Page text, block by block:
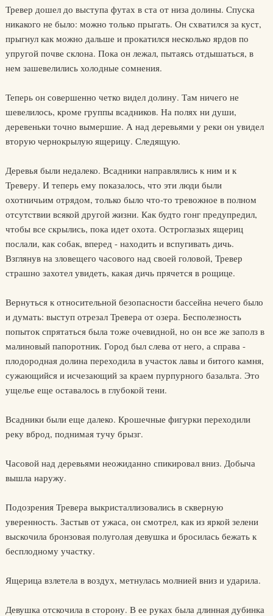
Тревер дошел до выступа футах в ста от низа долины. Спуска
никакого не было: можно только прыгать. Он схватился за куст,
прыгнул как можно дальше и прокатился несколько ярдов по
упругой почве склона. Пока он лежал, пытаясь отдышаться, в
нем зашевелились холодные сомнения.
Теперь он совершенно четко видел долину. Там ничего не
шевелилось, кроме группы всадников. На полях ни души,
деревеньки точно вымершие. А над деревьями у реки он увидел
вторую чернокрылую ящерицу. Следящую.
Деревья были недалеко. Всадники направлялись к ним и к
Треверу. И теперь ему показалось, что эти люди были
охотничьим отрядом, только было что-то тревожное в полном
отсутствии всякой другой жизни. Как будто гонг предупредил,
чтобы все скрылись, пока идет охота. Остроглазых ящериц
послали, как собак, вперед - находить и вспугивать дичь.
Взглянув на зловещего часового над своей головой, Тревер
страшно захотел увидеть, какая дичь прячется в рощице.
Вернуться к относительной безопасности бассейна нечего было
и думать: выступ отрезал Тревера от озера. Бесполезность
попыток спрятаться была тоже очевидной, но он все же заполз в
малиновый папоротник. Город был слева от него, а справа -
плодородная долина переходила в участок лавы и битого камня,
сужающийся и исчезающий за краем пурпурного базальта. Это
ущелье еще оставалось в глубокой тени.
Всадники были еще далеко. Крошечные фигурки переходили
реку вброд, поднимая тучу брызг.
Часовой над деревьями неожиданно спикировал вниз. Добыча
вышла наружу.
Подозрения Тревера выкристаллизовались в скверную
уверенность. Застыв от ужаса, он смотрел, как из яркой зелени
выскочила бронзовая полуголая девушка и бросилась бежать к
бесплодному участку.
Ящерица взлетела в воздух, метнулась молнией вниз и ударила.
Девушка отскочила в сторону. В ее руках была длинная дубинка